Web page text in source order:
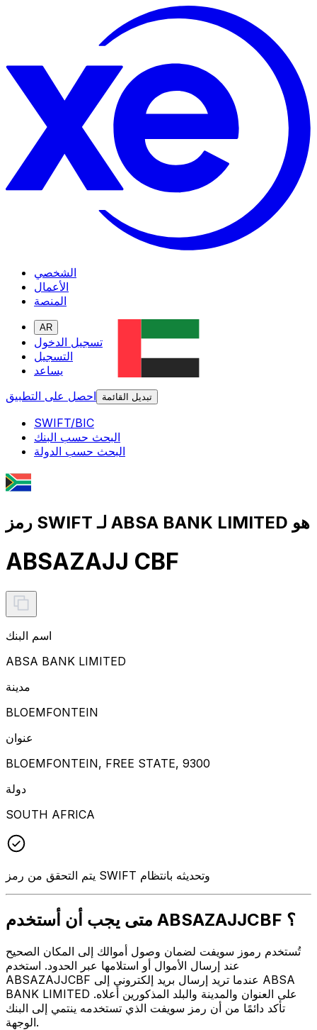
الشخصي
الأعمال
المنصة
AR
تسجيل الدخول
التسجيل
يساعد
احصل على التطبيق
تبديل القائمة
SWIFT/BIC
البحث حسب البنك
البحث حسب الدولة
رمز SWIFT لـ ABSA BANK LIMITED هو
ABSAZAJJ CBF
اسم البنك
ABSA BANK LIMITED
مدينة
BLOEMFONTEIN
عنوان
BLOEMFONTEIN, FREE STATE, 9300
دولة
SOUTH AFRICA
يتم التحقق من رمز SWIFT وتحديثه بانتظام
متى يجب أن أستخدم ABSAZAJJCBF ؟
تُستخدم رموز سويفت لضمان وصول أموالك إلى المكان الصحيح
عند إرسال الأموال أو استلامها عبر الحدود. استخدم
ABSAZAJJCBF عندما تريد إرسال بريد إلكتروني إلى ABSA
BANK LIMITED على العنوان والمدينة والبلد المذكورين أعلاه.
تأكد دائمًا من أن رمز سويفت الذي تستخدمه ينتمي إلى البنك
الوجهة.